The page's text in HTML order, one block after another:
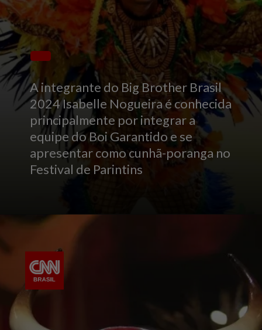
A integrante do Big Brother Brasil
2024 Isabelle Nogueira é conhecida
principalmente por integrar a
equipe do Boi Garantido e se
apresentar como cunhã-poranga no
Festival de Parintins